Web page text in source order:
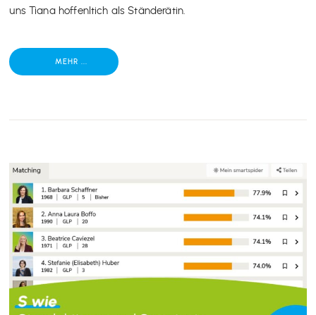
uns Tiana hoffenltich als Ständerätin.
MEHR ...